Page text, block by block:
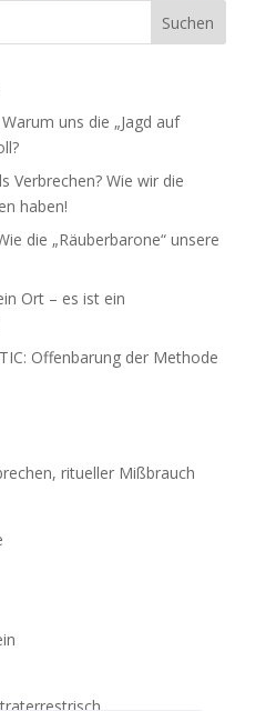
uns die „Jagd auf
Verbrechen? Wie wir die
haben!
die „Räuberbarone“ unsere
Ort – es ist ein
Offenbarung der Methode
ritueller Mißbrauch